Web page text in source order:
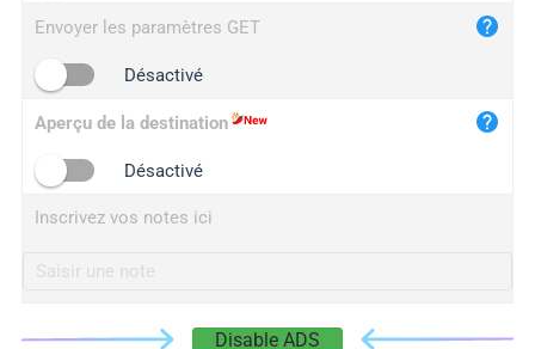
Envoyer les paramètres GET
Désactivé
Aperçu de la destination
Désactivé
Inscrivez vos notes ici
Disable ADS